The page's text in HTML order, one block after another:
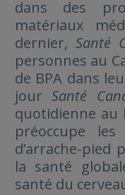
dans des
matériaux
dernier, Santé
personnes au
de BPA dans
jourSanté
quotidienne au
préoccupe
d’arrache-
la santé
santé du